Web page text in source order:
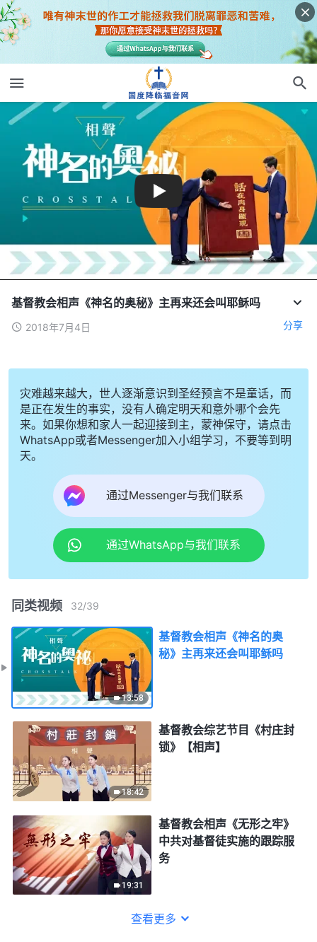
基督教会相声《神名的奥秘》主再来还会叫耶稣吗
2018年7月4日 分享
灾难越来越大，世人逐渐意识到圣经预言不是童话，而
是正在发生的事实，没有人确定明天和意外哪个会先
来。如果你想和家人一起迎接到主，蒙神保守，请点击
WhatsApp或者Messenger加入小组学习，不要等到明
天。
通过Messenger与我们联系
通过WhatsApp与我们联系
同类视频 32/39
13:58
基督教会相声《神名的奥
秘》主再来还会叫耶稣吗
18:42
基督教会综艺节目《村庄封
锁》【相声】
19:31
基督教会相声《无形之牢》
中共对基督徒实施的跟踪服
务
查看更多